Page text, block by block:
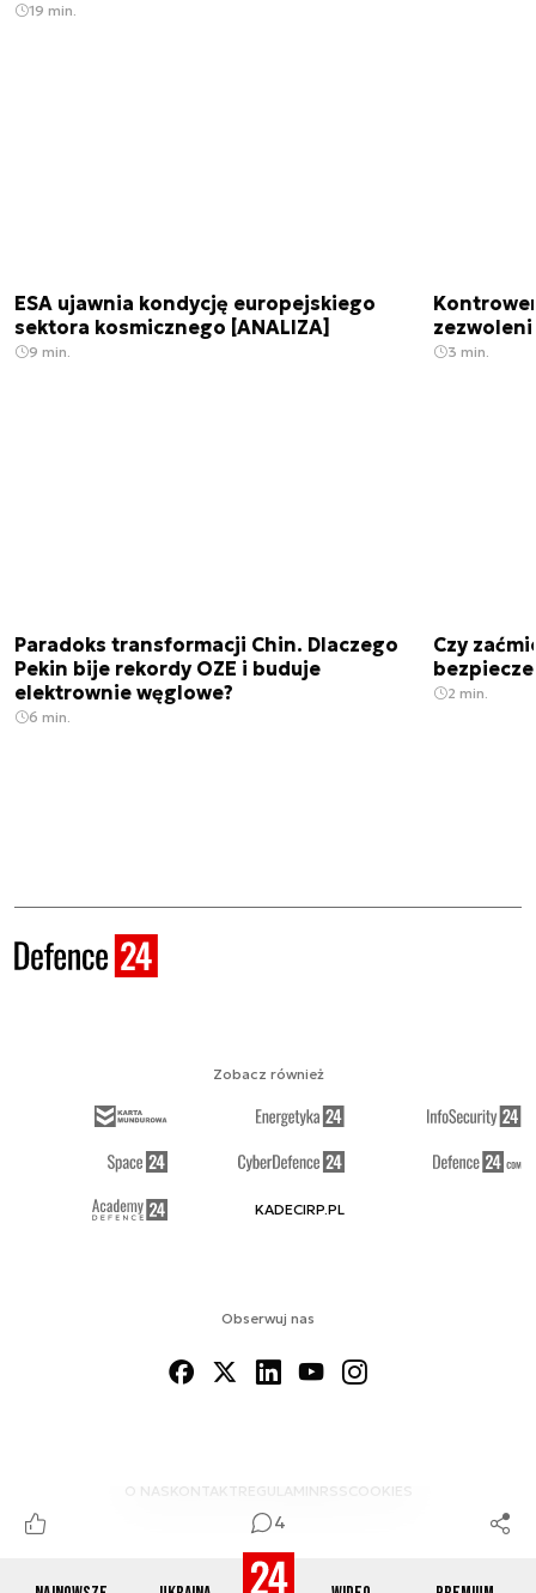
4
19 min.
ESA ujawnia kondycję europejskiego
sektora kosmicznego [ANALIZA]
9 min. 3 min.
Paradoks transformacji Chin. Dlaczego
Pekin bije rekordy OZE i buduje
elektrownie węglowe?
6 min.
Czy
2 min.
Obserwuj nas
O NAS KONTAKTREGULAMINRSS COOKIES
Zobacz również
KADECIRP.PL